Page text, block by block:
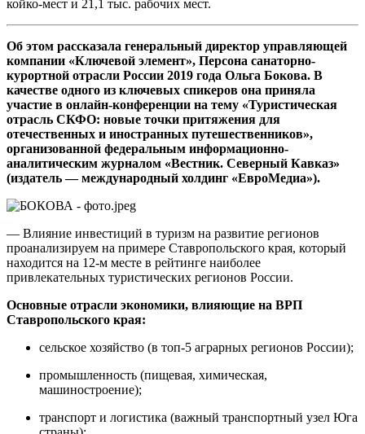
койко-мест и 21,1 тыс. рабочих мест.
Об этом рассказала генеральный директор управляющей
компании «Ключевой элемент», Персона санаторно-
курортной отрасли России 2019 года Ольга Бокова. В
качестве одного из ключевых спикеров она приняла
участие в онлайн-конференции на тему «Туристическая
отрасль СКФО: новые точки притяжения для
отечественных и иностранных путешественников»,
организованной федеральным информационно-
аналитическим журналом «Вестник. Северный Кавказ»
(издатель — международный холдинг «ЕвроМедиа»).
— Влияние инвестиций в туризм на развитие регионов
проанализируем на примере Ставропольского края, который
находится на 12-м месте в рейтинге наиболее
привлекательных туристических регионов России.
Основные отрасли экономики, влияющие на ВРП
Ставропольского края:
сельское хозяйство (в топ-5 аграрных регионов России);
промышленность (пищевая, химическая,
машиностроение);
транспорт и логистика (важный транспортный узел Юга